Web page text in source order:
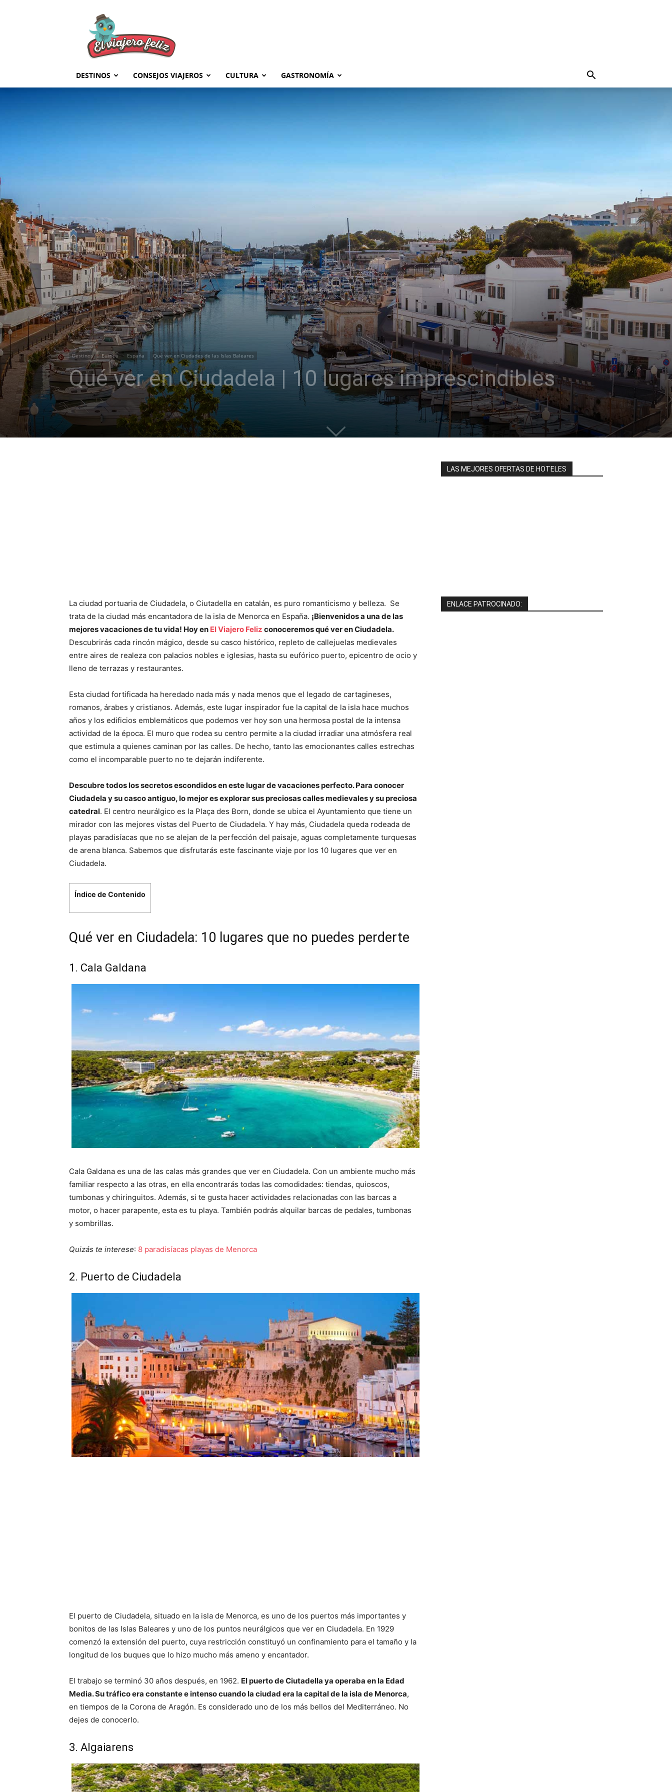
Feliz
DESTINOS CONSEJOS VIAJEROS CULTURA GASTRONOMÍA
Destinos Europa España Qué ver en Ciudades de las Islas Baleares
Qué ver en Ciudadela | 10 lugares imprescindibles
La ciudad portuaria de Ciudadela, o Ciutadella en catalán, es puro romanticismo y belleza. Se
trata de la ciudad más encantadora de la isla de Menorca en España. ¡Bienvenidos a una de las
mejores vacaciones de tu vida! Hoy en El Viajero Feliz conoceremos qué ver en Ciudadela.
Descubrirás cada rincón mágico, desde su casco histórico, repleto de callejuelas medievales
entre aires de realeza con palacios nobles e iglesias, hasta su eufórico puerto, epicentro de ocio y
lleno de terrazas y restaurantes.
Esta ciudad fortificada ha heredado nada más y nada menos que el legado de cartagineses,
romanos, árabes y cristianos. Además, este lugar inspirador fue la capital de la isla hace muchos
años y los edificios emblemáticos que podemos ver hoy son una hermosa postal de la intensa
actividad de la época. El muro que rodea su centro permite a la ciudad irradiar una atmósfera real
que estimula a quienes caminan por las calles. De hecho, tanto las emocionantes calles estrechas
como el incomparable puerto no te dejarán indiferente.
Descubre todos los secretos escondidos en este lugar de vacaciones perfecto. Para conocer
Ciudadela y su casco antiguo, lo mejor es explorar sus preciosas calles medievales y su preciosa
catedral. El centro neurálgico es la Plaça des Born, donde se ubica el Ayuntamiento que tiene un
mirador con las mejores vistas del Puerto de Ciudadela. Y hay más, Ciudadela queda rodeada de
playas paradisíacas que no se alejan de la perfección del paisaje, aguas completamente turquesas
de arena blanca. Sabemos que disfrutarás este fascinante viaje por los 10 lugares que ver en
Ciudadela.
Índice de Contenido
Qué ver en Ciudadela: 10 lugares que no puedes perderte
1. Cala Galdana
Cala Galdana es una de las calas más grandes que ver en Ciudadela. Con un ambiente mucho más
familiar respecto a las otras, en ella encontrarás todas las comodidades: tiendas, quioscos,
tumbonas y chiringuitos. Además, si te gusta hacer actividades relacionadas con las barcas a
motor, o hacer parapente, esta es tu playa. También podrás alquilar barcas de pedales, tumbonas
y sombrillas.
Quizás te interese: 8 paradisíacas playas de Menorca
2. Puerto de Ciudadela
El puerto de Ciudadela, situado en la isla de Menorca, es uno de los puertos más importantes y
bonitos de las Islas Baleares y uno de los puntos neurálgicos que ver en Ciudadela. En 1929
comenzó la extensión del puerto, cuya restricción constituyó un confinamiento para el tamaño y la
longitud de los buques que lo hizo mucho más ameno y encantador.
El trabajo se terminó 30 años después, en 1962. El puerto de Ciutadella ya operaba en la Edad
Media. Su tráfico era constante e intenso cuando la ciudad era la capital de la isla de Menorca,
en tiempos de la Corona de Aragón. Es considerado uno de los más bellos del Mediterráneo. No
dejes de conocerlo.
3. Algaiarens
LAS MEJORES OFERTAS DE HOTELES
ENLACE PATROCINADO: